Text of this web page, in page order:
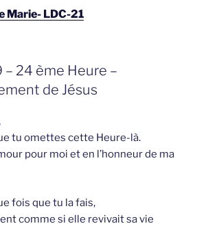
Marie- LDC-21
– 24 ème Heure –
de Jésus
tu omettes cette Heure-là.
pour moi et en l’honneur de ma
fois que tu la fais,
comme si elle revivait sa vie